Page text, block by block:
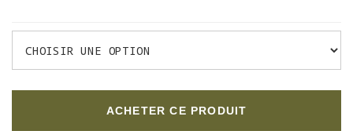
ACHETER CE PRODUIT